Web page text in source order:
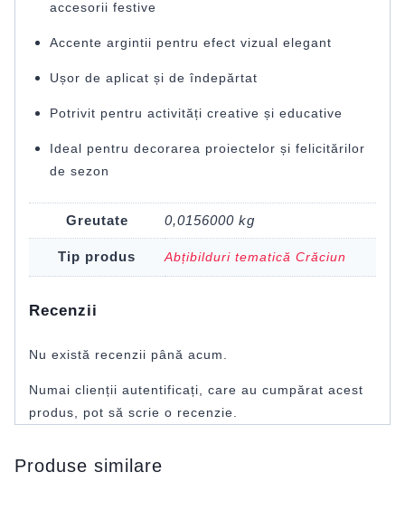
accesorii festive
Accente argintii pentru efect vizual elegant
Ușor de aplicat și de îndepărtat
Potrivit pentru activități creative și educative
Ideal pentru decorarea proiectelor și felicitărilor
de sezon
Greutate 0,0156000 kg
Tip produs Abțibilduri tematică Crăciun
Recenzii
Nu există recenzii până acum.
Numai clienții autentificați, care au cumpărat acest
produs, pot să scrie o recenzie.
Produse similare